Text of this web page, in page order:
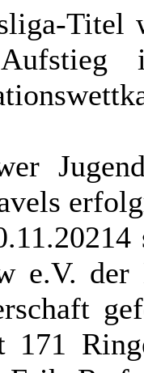
Titel
e.V. der